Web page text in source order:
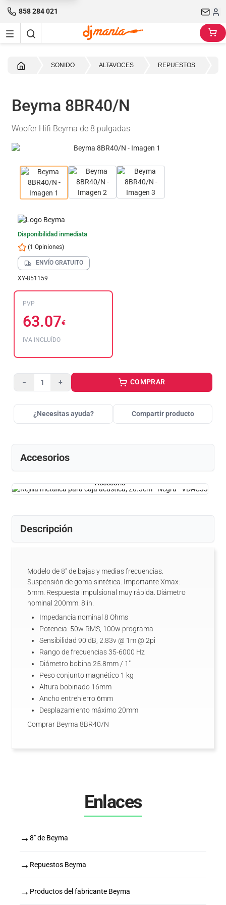
858 284 021
SONIDO ALTAVOCES REPUESTOS
Beyma 8BR40/N
Woofer Hifi Beyma de 8 pulgadas
Disponibilidad inmediata
(1 Opiniones)
ENVÍO GRATUITO
XY-851159
PVP
63.07€
IVA INCLUÍDO
− + COMPRAR
¿Necesitas ayuda? Compartir producto
Accesorios
Accesorio
Descripción
Modelo de 8" de bajas y medias frecuencias.
Suspensión de goma sintética. Importante Xmax:
6mm. Respuesta impulsional muy rápida. Diámetro
nominal 200mm. 8 in.
Impedancia nominal 8 Ohms
Potencia: 50w RMS, 100w programa
Sensibilidad 90 dB, 2.83v @ 1m @ 2pi
Rango de frecuencias 35-6000 Hz
Diámetro bobina 25.8mm / 1"
Peso conjunto magnético 1 kg
Altura bobinado 16mm
Ancho entrehierro 6mm
Desplazamiento máximo 20mm
Comprar Beyma 8BR40/N
Enlaces
→ 8" de Beyma
→ Repuestos Beyma
→ Productos del fabricante Beyma